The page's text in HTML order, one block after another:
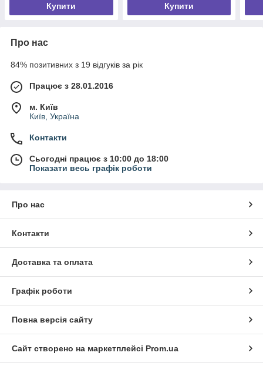
Купити Купити
Про нас
84% позитивних з 19 відгуків за рік
Працює з 28.01.2016
м. Київ
Київ, Україна
Контакти
Сьогодні працює з 10:00 до 18:00
Показати весь графік роботи
Про нас
Контакти
Доставка та оплата
Графік роботи
Повна версія сайту
Сайт створено на маркетплейсі Prom.ua